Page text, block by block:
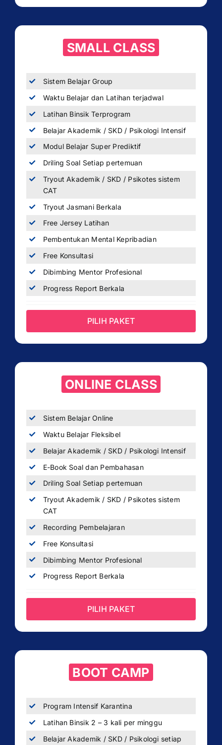
SMALL CLASS
Sistem Belajar Group
Waktu Belajar dan Latihan terjadwal
Latihan Binsik Terprogram
Belajar Akademik / SKD / Psikologi Intensif
Modul Belajar Super Prediktif
Driling Soal Setiap pertemuan
Tryout Akademik / SKD / Psikotes sistem
CAT
Tryout Jasmani Berkala
Free Jersey Latihan
Pembentukan Mental Kepribadian
Free Konsultasi
Dibimbing Mentor Profesional
Progress Report Berkala
PILIH PAKET
ONLINE CLASS
Sistem Belajar Online
Waktu Belajar Fleksibel
Belajar Akademik / SKD / Psikologi Intensif
E-Book Soal dan Pembahasan
Driling Soal Setiap pertemuan
Tryout Akademik / SKD / Psikotes sistem
CAT
Recording Pembelajaran
Free Konsultasi
Dibimbing Mentor Profesional
Progress Report Berkala
PILIH PAKET
BOOT CAMP
Program Intensif Karantina
Latihan Binsik 2 – 3 kali per minggu
Belajar Akademik / SKD / Psikologi setiap